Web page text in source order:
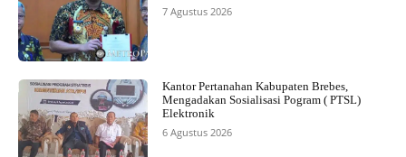
7 Agustus 2026
Kantor Pertanahan Kabupaten Brebes,
Mengadakan Sosialisasi Pogram ( PTSL)
Elektronik
6 Agustus 2026